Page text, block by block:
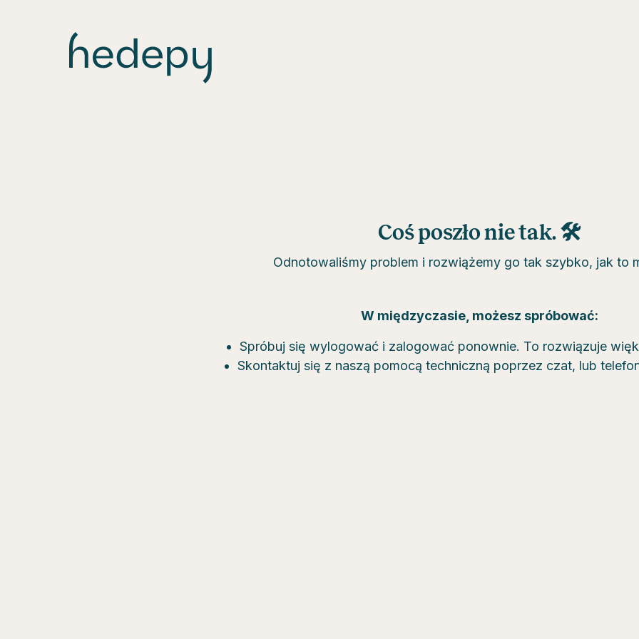
Coś poszło nie tak. 🛠
Odnotowaliśmy problem i rozwiążemy go tak szybko, jak to
W międzyczasie, możesz spróbować:
Spróbuj się wylogować i zalogować ponownie. To rozwiązuje
Skontaktuj się z naszą pomocą techniczną poprzez czat, lub